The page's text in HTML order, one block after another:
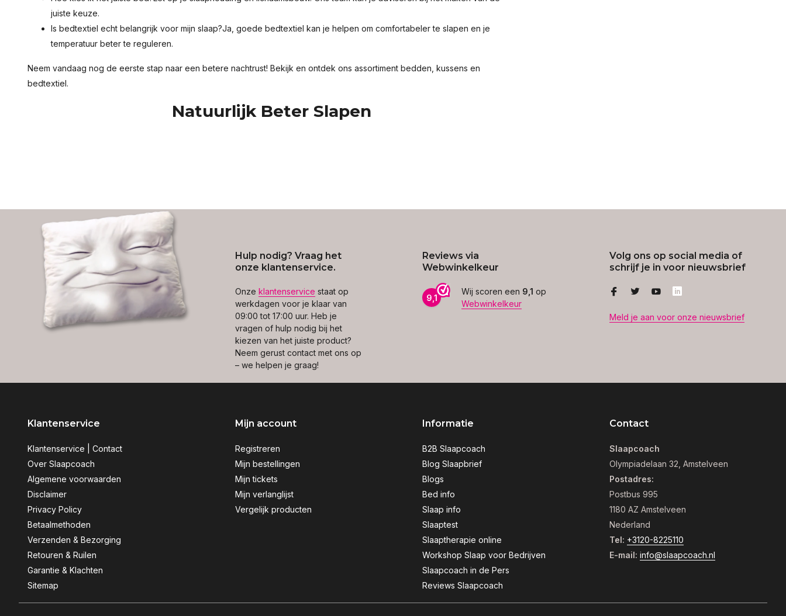
juiste keuze.
Is bedtextiel echt belangrijk voor mijn slaap?Ja, goede bedtextiel kan je helpen om comfortabeler te slapen en je
temperatuur beter te reguleren.
Neem vandaag nog de eerste stap naar een betere nachtrust! Bekijk en ontdek ons assortiment bedden, kussens en
bedtextiel.
Natuurlijk Beter Slapen
Hulp nodig? Vraag het
onze klantenservice.
Onze klantenservice staat op
werkdagen voor je klaar van
09:00 tot 17:00 uur. Heb je
vragen of hulp nodig bij het
kiezen van het juiste product?
Neem gerust contact met ons op
– we helpen je graag!
Reviews via
Webwinkelkeur
9,1
Wij scoren een 9,1 op
Webwinkelkeur
Volg ons op social media of
schrijf je in voor nieuwsbrief
Meld je aan voor onze nieuwsbrief
Klantenservice
Klantenservice | Contact
Over Slaapcoach
Algemene voorwaarden
Disclaimer
Privacy Policy
Betaalmethoden
Verzenden & Bezorging
Retouren & Ruilen
Garantie & Klachten
Sitemap
Mijn account
Registreren
Mijn bestellingen
Mijn tickets
Mijn verlanglijst
Vergelijk producten
Informatie
B2B Slaapcoach
Blog Slaapbrief
Blogs
Bed info
Slaap info
Slaaptest
Slaaptherapie online
Workshop Slaap voor Bedrijven
Slaapcoach in de Pers
Reviews Slaapcoach
Contact
Slaapcoach
Olympiadelaan 32, Amstelveen
Postadres:
Postbus 995
1180 AZ Amstelveen
Nederland
Tel: +3120-8225110
E-mail: info@slaapcoach.nl